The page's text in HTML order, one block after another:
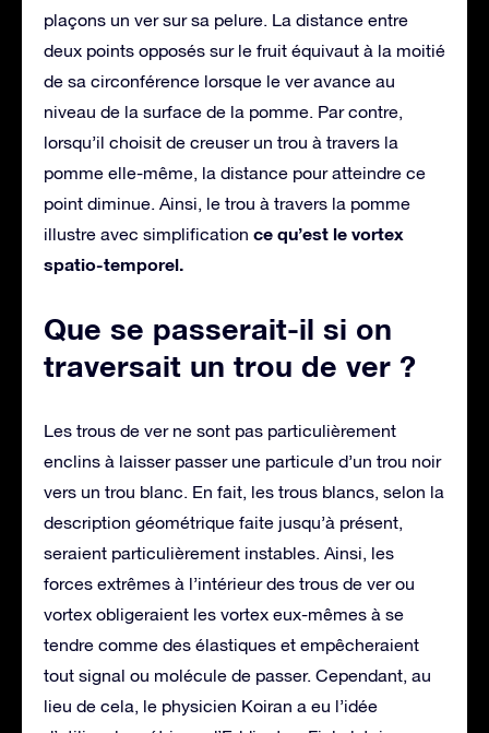
plaçons un ver sur sa pelure. La distance entre
deux points opposés sur le fruit équivaut à la moitié
de sa circonférence lorsque le ver avance au
niveau de la surface de la pomme. Par contre,
lorsqu’il choisit de creuser un trou à travers la
pomme elle-même, la distance pour atteindre ce
point diminue. Ainsi, le trou à travers la pomme
illustre avec simplification ce qu’est le vortex
spatio-temporel.
Que se passerait-il si on
traversait un trou de ver ?
Les trous de ver ne sont pas particulièrement
enclins à laisser passer une particule d’un trou noir
vers un trou blanc. En fait, les trous blancs, selon la
description géométrique faite jusqu’à présent,
seraient particulièrement instables. Ainsi, les
forces extrêmes à l’intérieur des trous de ver ou
vortex obligeraient les vortex eux-mêmes à se
tendre comme des élastiques et empêcheraient
tout signal ou molécule de passer. Cependant, au
lieu de cela, le physicien Koiran a eu l’idée